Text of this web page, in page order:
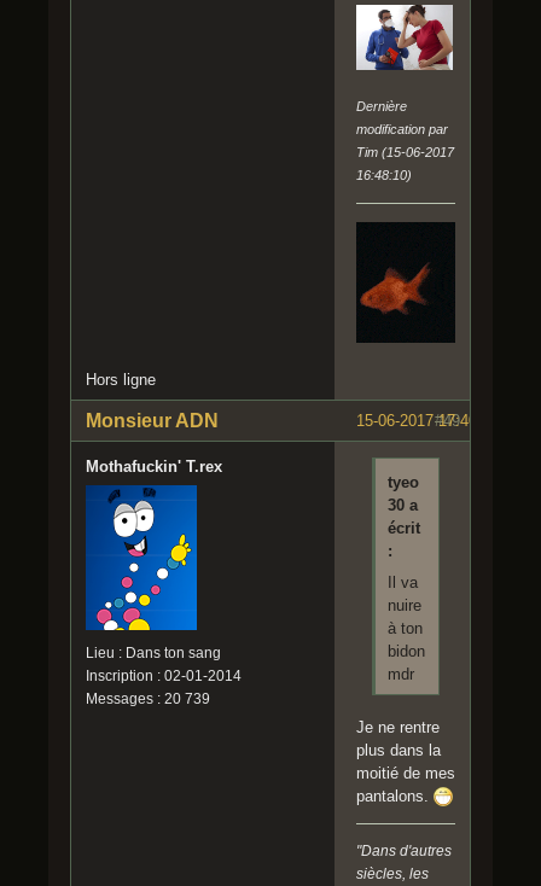
Dernière
modification par
Tim (15-06-2017
16:48:10)
Hors ligne
#49
15-06-2017 17:40:24
Monsieur ADN
Mothafuckin' T.rex
Lieu : Dans ton sang
Inscription : 02-01-2014
Messages : 20 739
tyeo
30 a
écrit
:
Il va
nuire
à ton
bidon
mdr
Je ne rentre
plus dans la
moitié de mes
pantalons.
"Dans d'autres
siècles, les